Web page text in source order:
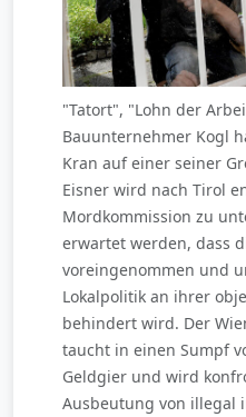
"Tatort", "Lohn der
Bauunternehmer Kogl
Kran auf einer seiner
Eisner wird nach Tirol
Mordkommission zu
erwartet werden, dass
voreingenommen und
Lokalpolitik an ihrer
behindert wird. Der
taucht in einen Sumpf
Geldgier und wird
Ausbeutung von illegal